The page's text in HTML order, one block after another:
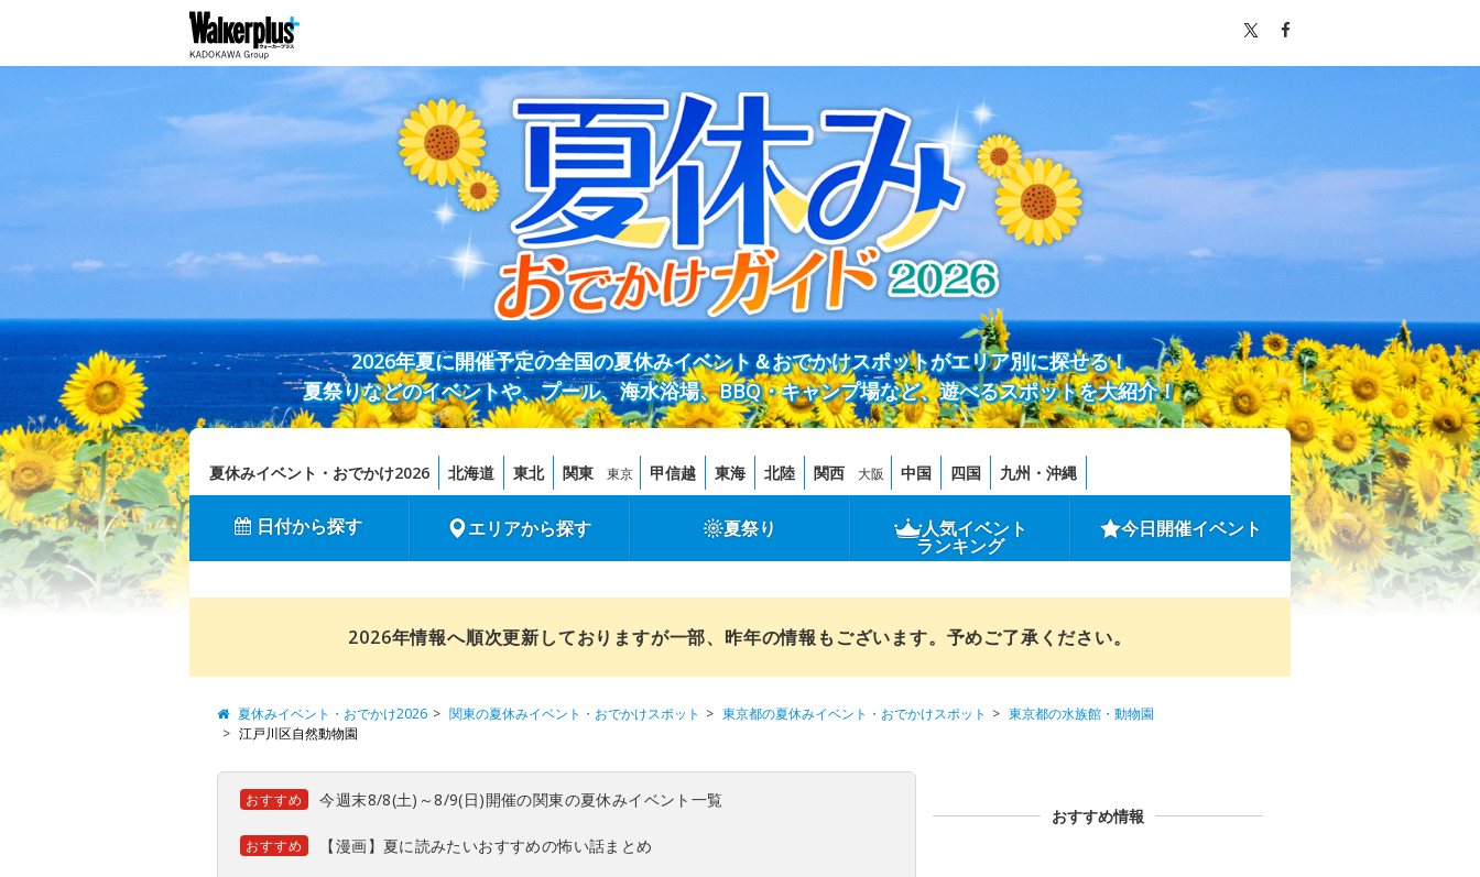
2026年夏に開催予定の全国の夏休みイベント＆おでかけスポットがエリア別に探せる！
夏祭りなどのイベントや、プール、海水浴場、BBQ・キャンプ場など、遊べるスポットを大紹介！
夏休みイベント・おでかけ2026 北海道 東北 関東 東京 甲信越 東海 北陸 関西 大阪 中国 四国 九州・沖縄
日付から探す エリアから探す 夏祭り 人気イベント
ランキング
今日開催イベント
2026年情報へ順次更新しておりますが一部、昨年の情報もございます。予めご了承ください。
夏休みイベント・おでかけ2026 関東の夏休みイベント・おでかけスポット 東京都の夏休みイベント・おでかけスポット
東京都の水族館・動物園
江戸川区自然動物園
おすすめ 今週末8/8(土)～8/9(日)開催の関東の夏休みイベント一覧
おすすめ 【漫画】夏に読みたいおすすめの怖い話まとめ
おすすめ情報